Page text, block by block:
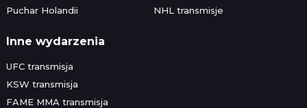
Puchar Holandii
NHL transmisje
Inne wydarzenia
UFC transmisja
KSW transmisja
FAME MMA transmisja